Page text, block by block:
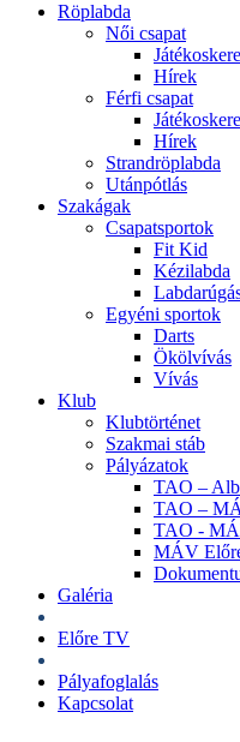
Röplabda
Női csapat
Hírek
Férfi csapat
Hírek
Strandröplabda
Utánpótlás
Szakágak
Csapatsportok
Fit Kid
Kézilabda
Egyéni sportok
Darts
Ökölvívás
Vívás
Klub
Klubtörténet
Szakmai stáb
Pályázatok
TAO –
TAO –
TAO -
MÁV
Galéria
Előre TV
Pályafoglalás
Kapcsolat